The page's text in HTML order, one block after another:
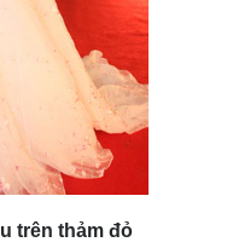
trên thảm đỏ